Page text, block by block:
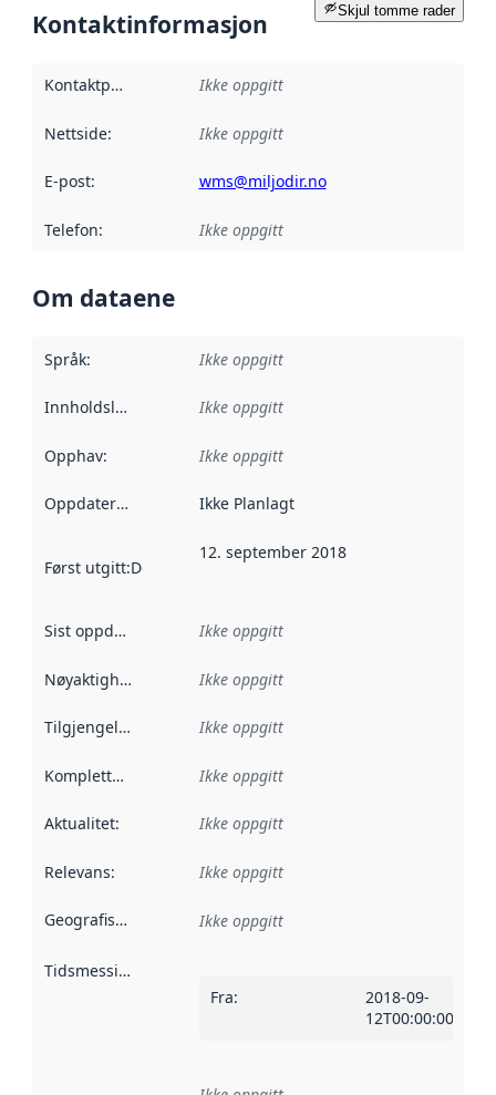
Skjul tomme rader
Kontaktinformasjon
Kontaktpunkt Ikke oppgitt
Nettside: Ikke oppgitt
E-post: wms@miljodir.no
Telefon: Ikke oppgitt
Om dataene
Språk: Ikke oppgitt
Innholdsleverandører :
Ikke oppgitt
Opphav: Ikke oppgitt
Oppdateringsfrekvens :
Ikke Planlagt
Først utgitt:Denne datoen sier når dataene i dette
12. september 2018
Sist oppdatert Ikke oppgitt
Nøyaktighet Ikke oppgitt
Tilgjengelighet Ikke oppgitt
Kompletthet Ikke oppgitt
Aktualitet: Ikke oppgitt
Relevans: Ikke oppgitt
Geografisk avgrensning :
Ikke oppgitt
Tidsmessig avgrensning
Fra:
2018-09-
12T00:00:00Z